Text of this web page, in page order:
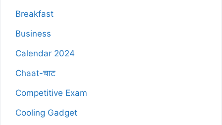
Breakfast
Business
Calendar 2024
Chaat-चाट
Competitive Exam
Cooling Gadget